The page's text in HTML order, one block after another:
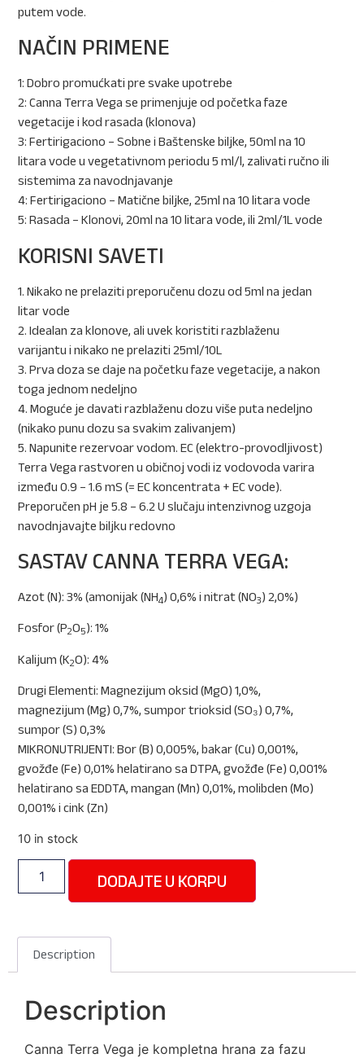
putem vode.
NAČIN PRIMENE
1: Dobro promućkati pre svake upotrebe
2: Canna Terra Vega se primenjuje od početka faze
vegetacije i kod rasada (klonova)
3: Fertirigaciono – Sobne i Baštenske biljke, 50ml na 10
litara vode u vegetativnom periodu 5 ml/l, zalivati ručno ili
sistemima za navodnjavanje
4: Fertirigaciono – Matične biljke, 25ml na 10 litara vode
5: Rasada – Klonovi, 20ml na 10 litara vode, ili 2ml/1L vode
KORISNI SAVETI
1. Nikako ne prelaziti preporučenu dozu od 5ml na jedan
litar vode
2. Idealan za klonove, ali uvek koristiti razblaženu
varijantu i nikako ne prelaziti 25ml/10L
3. Prva doza se daje na početku faze vegetacije, a nakon
toga jednom nedeljno
4. Moguće je davati razblaženu dozu više puta nedeljno
(nikako punu dozu sa svakim zalivanjem)
5. Napunite rezervoar vodom. EC (elektro-provodljivost)
Terra Vega rastvoren u običnoj vodi iz vodovoda varira
između 0.9 – 1.6 mS (= EC koncentrata + EC vode).
Preporučen pH je 5.8 – 6.2 U slučaju intenzivnog uzgoja
navodnjavajte biljku redovno
SASTAV CANNA TERRA VEGA:
Azot (N): 3% (amonijak (NH4) 0,6% i nitrat (NO3) 2,0%)
Fosfor (P2O5): 1%
Kalijum (K2O): 4%
Drugi Elementi: Magnezijum oksid (MgO) 1,0%,
magnezijum (Mg) 0,7%, sumpor trioksid (SO₃) 0,7%,
sumpor (S) 0,3%
MIKRONUTRIJENTI: Bor (B) 0,005%, bakar (Cu) 0,001%,
gvožđe (Fe) 0,01% helatirano sa DTPA, gvožđe (Fe) 0,001%
helatirano sa EDDTA, mangan (Mn) 0,01%, molibden (Mo)
0,001% i cink (Zn)
10 in stock
DODAJTE U KORPU
Description
Description
Canna Terra Vega je kompletna hrana za fazu